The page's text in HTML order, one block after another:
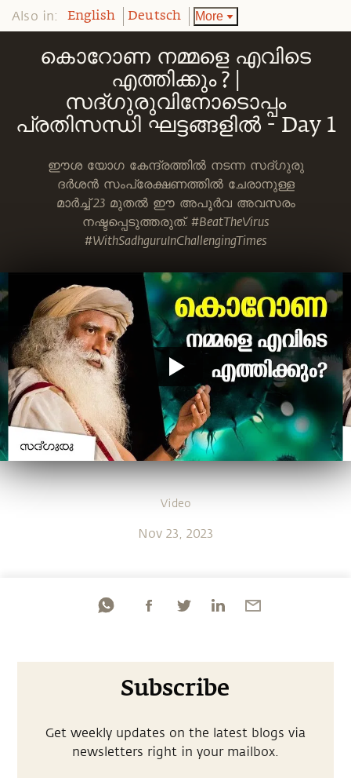
Also in: English Deutsch More
കൊറോണ നമ്മളെ എവിടെ
എത്തിക്കും ? |
സദ്ഗുരുവിനോടൊപ്പം
പ്രതിസന്ധി ഘട്ടങ്ങളില്‍ - Day 1
ഈശ യോഗ കേന്ദ്രത്തിൽ നടന്ന സദ്ഗുരു
ദർശൻ സംപ്രേക്ഷണത്തിൽ ചേരാനുള്ള
മാര്‍ച്ച്‌ 23 മുതല്‍ ഈ അപൂർവ അവസരം
നഷ്ടപ്പെടുത്തരുത്. #BeatTheVirus
#WithSadhguruInChallengingTimes
Video
Nov 23, 2023
Subscribe
Get weekly updates on the latest blogs via
newsletters right in your mailbox.